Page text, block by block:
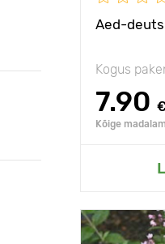
Aed-
Kogus
7.90
Kõige
Omadused